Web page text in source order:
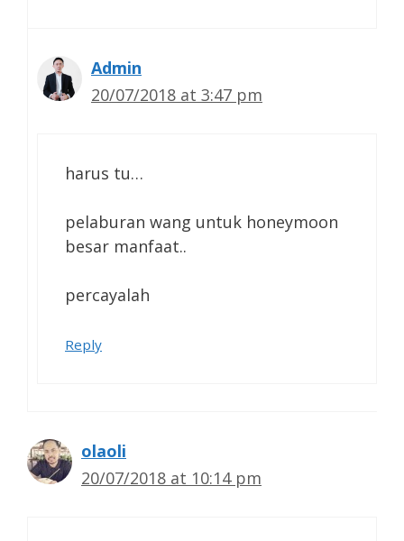
Admin
20/07/2018 at 3:47 pm
harus tu…
pelaburan wang untuk honeymoon
besar manfaat..
percayalah
Reply
olaoli
20/07/2018 at 10:14 pm